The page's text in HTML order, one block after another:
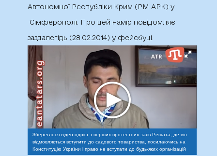
Автономної Республіки Крим (РМ АРК) у
Сімферополі. Про цей намір повідомляє
заздалегідь (28.02.2014) у фейсбуці.
Збереглося відео однієї з перших протестних заяв Решата, де він
відмовляється вступити до садового товариства, посилаючись на
Конституцію України і право не вступати до будь-яких організацій